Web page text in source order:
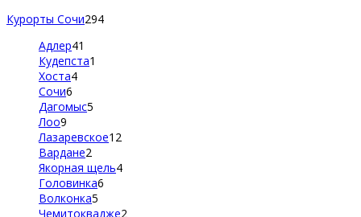
Курорты Сочи294
Адлер41
Кудепста1
Хоста4
Сочи6
Дагомыс5
Лоо9
Лазаревское12
Вардане2
Якорная щель4
Головинка6
Волконка5
Чемитоквадже2